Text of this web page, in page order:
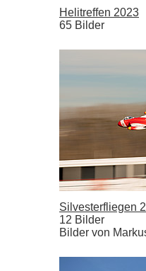
Helitreffen 2023
65 Bilder
Silvesterfliegen
12 Bilder
Bilder von